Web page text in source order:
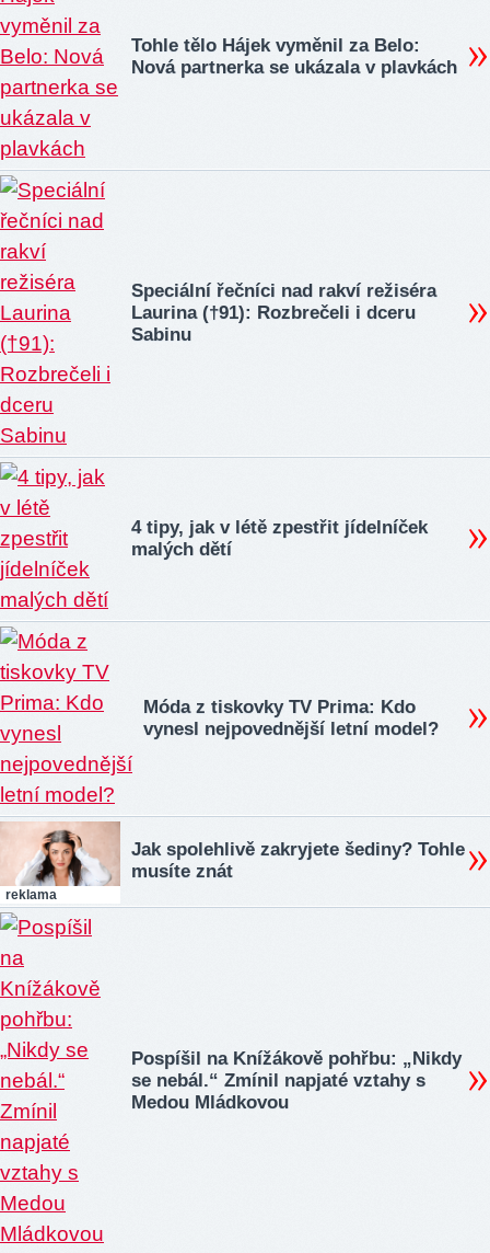
Tohle tělo Hájek vyměnil za Belo:
Nová partnerka se ukázala v plavkách
Speciální řečníci nad rakví režiséra
Laurina (†91): Rozbrečeli i dceru
Sabinu
4 tipy, jak v létě zpestřit jídelníček
malých dětí
Móda z tiskovky TV Prima: Kdo
vynesl nejpovednější letní model?
reklama
Jak spolehlivě zakryjete šediny? Tohle
musíte znát
Pospíšil na Knížákově pohřbu: „Nikdy
se nebál.“ Zmínil napjaté vztahy s
Medou Mládkovou